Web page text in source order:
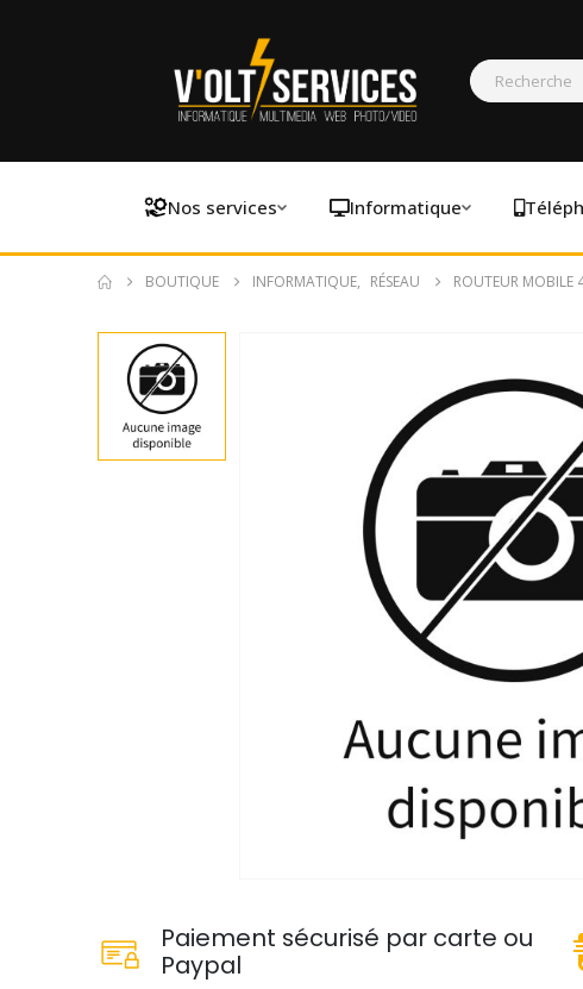
Nos services Informatique
BOUTIQUE INFORMATIQUE, RÉSEAU ROUTEUR MOBILE
Paiement sécurisé par carte ou
Paypal